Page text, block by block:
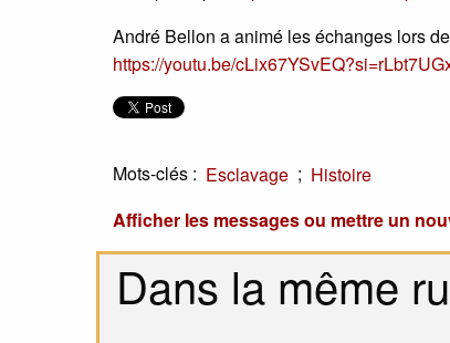
André Bellon a animé les échanges lors
https://youtu.be/
Mots-clés : Esclavage ; Histoire
Afficher les messages ou mettre un
Dans la même